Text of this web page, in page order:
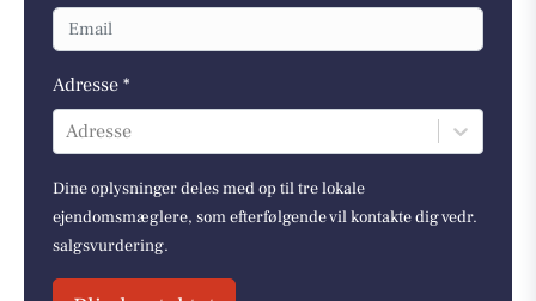
Adresse *
Adresse
Dine oplysninger deles med op til tre lokale
ejendomsmæglere, som efterfølgende vil kontakte dig vedr.
salgsvurdering.